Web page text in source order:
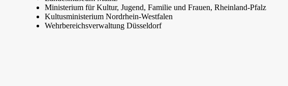
Ministerium für Kultur, Jugend, Familie und Frauen, Rheinland-Pfalz
Kultusministerium Nordrhein-Westfalen
Wehrbereichsverwaltung Düsseldorf